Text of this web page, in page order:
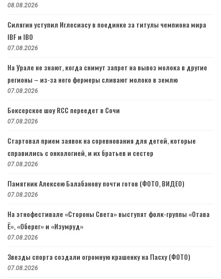
08.08.2026
Силягин уступил Иглесиасу в поединке за титулы чемпиона мира
IBF и IBO
07.08.2026
На Урале не знают, когда снимут запрет на вывоз молока в другие
регионы – из-за него фермеры сливают молоко в землю
07.08.2026
Боксерское шоу RCC переедет в Сочи
07.08.2026
Стартовал прием заявок на соревнования для детей, которые
справились с онкологией, и их братьев и сестер
07.08.2026
Памятник Алексею Балабанову почти готов (ФОТО, ВИДЕО)
07.08.2026
На этнофестивале «Стороны Света» выступят фолк-группы «Отава
Ё», «Оберег» и «Изумруд»
07.08.2026
Звезды спорта создали огромную крашенку на Пасху (ФОТО)
07.08.2026